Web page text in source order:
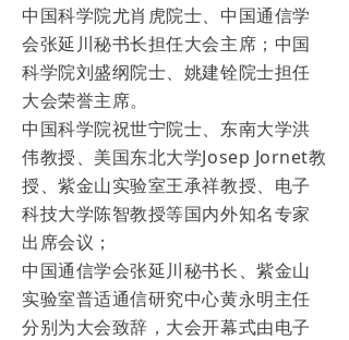
中国科学院尤肖虎院士、中国通信学
会张延川秘书长担任大会主席；中国
科学院刘盛纲院士、姚建铨院士担任
大会荣誉主席。
中国科学院祝世宁院士、东南大学洪
伟教授、美国东北大学Josep Jornet教
授、紫金山实验室王承祥教授、电子
科技大学陈智教授等国内外知名专家
出席会议；
中国通信学会张延川秘书长、紫金山
实验室普适通信研究中心黄永明主任
分别为大会致辞，大会开幕式由电子